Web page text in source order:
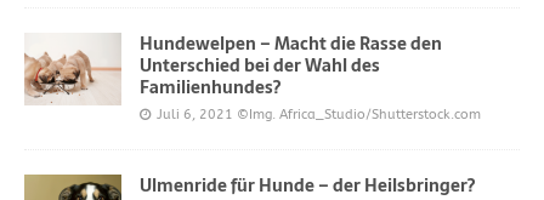
Hundewelpen – Macht die Rasse den
Unterschied bei der Wahl des
Familienhundes?
Juli 6, 2021 ©Img. Africa_Studio/Shutterstock.com
Ulmenride für Hunde – der Heilsbringer?